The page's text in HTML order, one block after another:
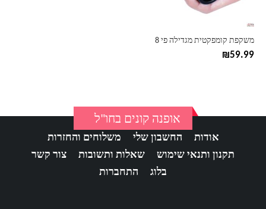
משקפת קומפקטית מגדילה פי 8
₪59.99
אופנה קונים בחו"ל
אודות החשבון שלי
משלוחים והחזרות
תקנון ותנאי שימוש
שאלות ותשובות
צור קשר
בלוג
התחברות